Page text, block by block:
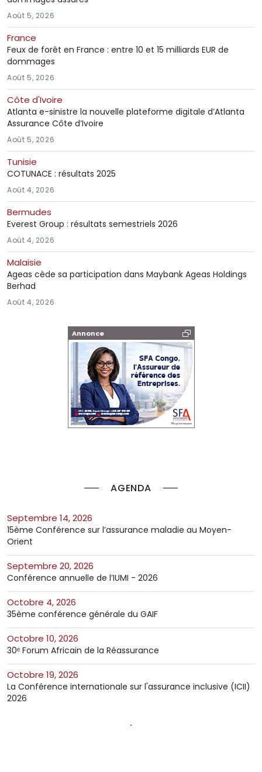
Annonce
AGENDA
septembre 14, 2026
15ème Conférence sur l’assurance maladie au Moyen-
Orient
septembre 20, 2026
Conférence annuelle de l’IUMI - 2026
octobre 4, 2026
35ème conférence générale du GAIF
octobre 10, 2026
30ᵉ Forum Africain de la Réassurance
octobre 19, 2026
La Conférence internationale sur l'assurance inclusive (ICII)
2026
Août 5, 2026
France
Feux de forêt en France : entre 10 et 15 milliards EUR de
dommages
Août 5, 2026
Côte d'Ivoire
Atlanta e-sinistre la nouvelle plateforme digitale d’Atlanta
Assurance Côte d’Ivoire
Août 5, 2026
Tunisie
COTUNACE : résultats 2025
Août 4, 2026
Bermudes
Everest Group : résultats semestriels 2026
Août 4, 2026
Malaisie
Ageas cède sa participation dans Maybank Ageas Holdings
Berhad
Août 4, 2026